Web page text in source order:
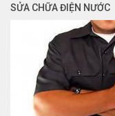
SỬA CHỮA ĐIỆN NƯỚC